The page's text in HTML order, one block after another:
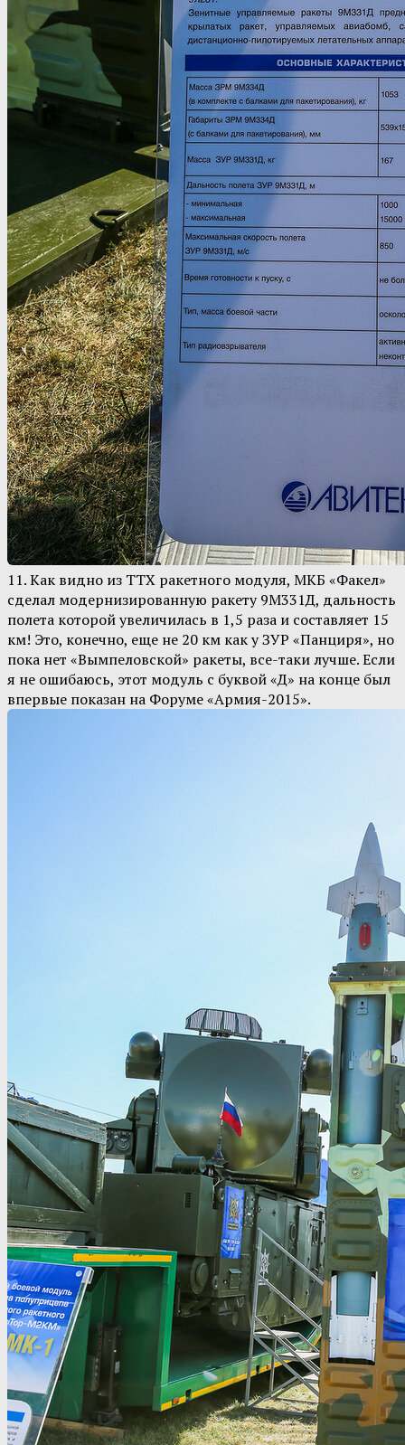
11. Как видно из ТТХ ракетного модуля, МКБ «Факел»
сделал модернизированную ракету 9М331Д, дальность
полета которой увеличилась в 1,5 раза и составляет 15
км! Это, конечно, еще не 20 км как у ЗУР «Панциря», но
пока нет «Вымпеловской» ракеты, все-таки лучше. Если
я не ошибаюсь, этот модуль с буквой «Д» на конце был
впервые показан на Форуме «Армия-2015».